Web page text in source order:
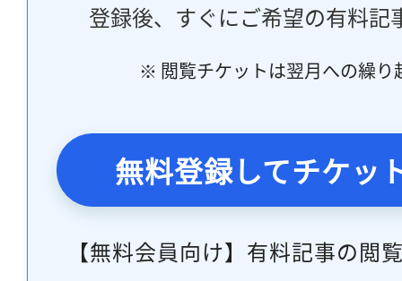
登録後、すぐにご希望の有料記
※ 閲覧チケットは翌月への繰り
無料登録してチケッ
【無料会員向け】有料記事の閲